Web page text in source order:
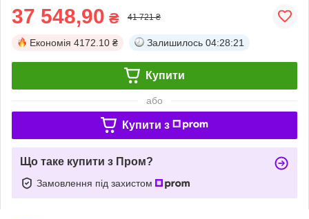
37 548,90 ₴ 41 721 ₴
Економія 4172.10 ₴ Залишилось 04:28:20
Купити
або
Купити з
Що таке купити з Пром?
Замовлення під захистом